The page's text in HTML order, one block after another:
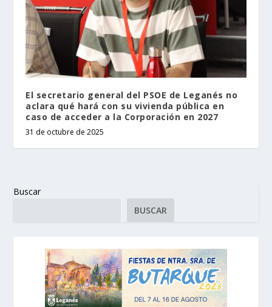
El secretario general del PSOE de Leganés no
aclara qué hará con su vivienda pública en
caso de acceder a la Corporación en 2027
31 de octubre de 2025
Buscar
BUSCAR